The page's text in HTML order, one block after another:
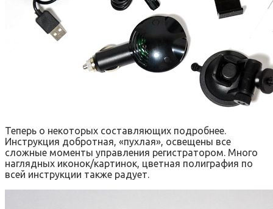
Теперь о некоторых составляющих подробнее.
Инструкция добротная, «пухлая», освещены все
сложные моменты управления регистратором. Много
наглядных иконок/картинок, цветная полиграфия по
всей инструкции также радует.